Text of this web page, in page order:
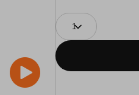
Champs
de
produits
Quantité